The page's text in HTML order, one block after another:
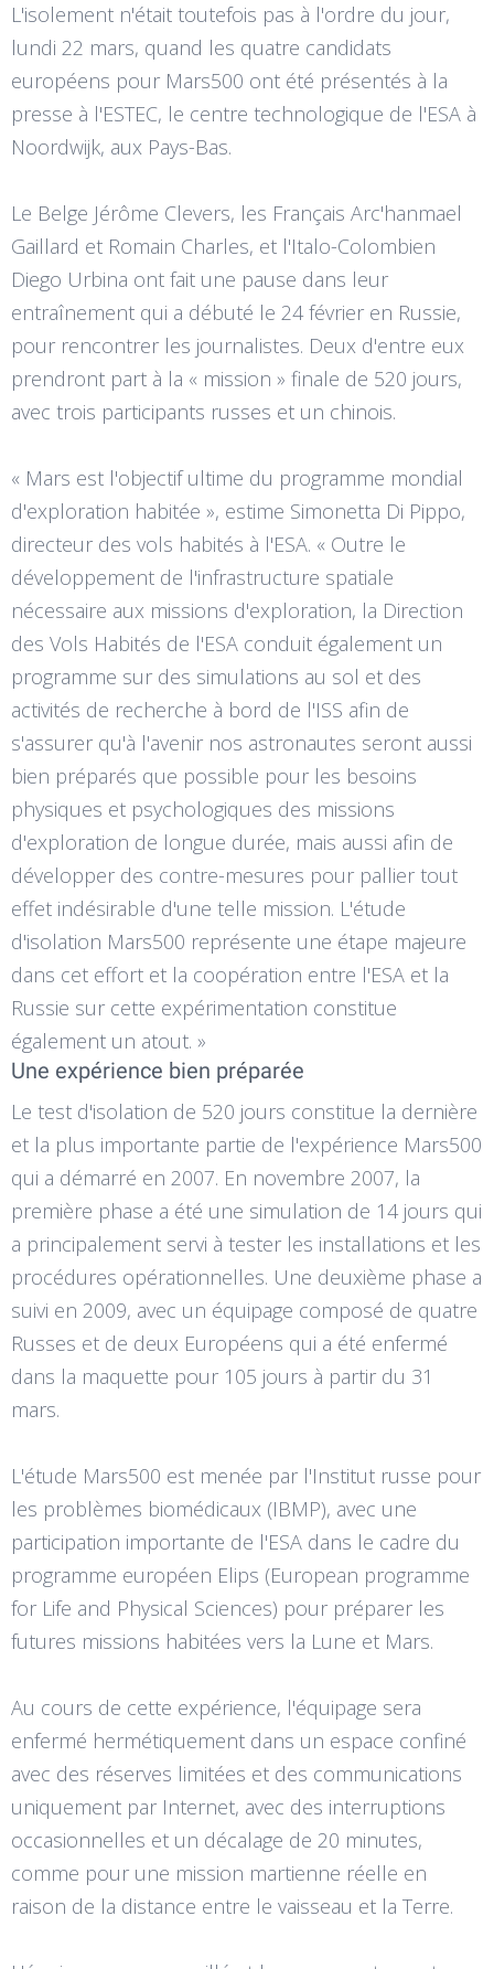
L'isolement n'était toutefois pas à l'ordre du jour,
lundi 22 mars, quand les quatre candidats
européens pour Mars500 ont été présentés à la
presse à l'ESTEC, le centre technologique de l'ESA à
Noordwijk, aux Pays-Bas.
Le Belge Jérôme Clevers, les Français Arc'hanmael
Gaillard et Romain Charles, et l'Italo-Colombien
Diego Urbina ont fait une pause dans leur
entraînement qui a débuté le 24 février en Russie,
pour rencontrer les journalistes. Deux d'entre eux
prendront part à la « mission » finale de 520 jours,
avec trois participants russes et un chinois.
« Mars est l'objectif ultime du programme mondial
d'exploration habitée », estime Simonetta Di Pippo,
directeur des vols habités à l'ESA. « Outre le
développement de l'infrastructure spatiale
nécessaire aux missions d'exploration, la Direction
des Vols Habités de l'ESA conduit également un
programme sur des simulations au sol et des
activités de recherche à bord de l'ISS afin de
s'assurer qu'à l'avenir nos astronautes seront aussi
bien préparés que possible pour les besoins
physiques et psychologiques des missions
d'exploration de longue durée, mais aussi afin de
développer des contre-mesures pour pallier tout
effet indésirable d'une telle mission. L'étude
d'isolation Mars500 représente une étape majeure
dans cet effort et la coopération entre l'ESA et la
Russie sur cette expérimentation constitue
également un atout. »
Une expérience bien préparée
Le test d'isolation de 520 jours constitue la dernière
et la plus importante partie de l'expérience Mars500
qui a démarré en 2007. En novembre 2007, la
première phase a été une simulation de 14 jours qui
a principalement servi à tester les installations et les
procédures opérationnelles. Une deuxième phase a
suivi en 2009, avec un équipage composé de quatre
Russes et de deux Européens qui a été enfermé
dans la maquette pour 105 jours à partir du 31
mars.
L'étude Mars500 est menée par l'Institut russe pour
les problèmes biomédicaux (IBMP), avec une
participation importante de l'ESA dans le cadre du
programme européen Elips (European programme
for Life and Physical Sciences) pour préparer les
futures missions habitées vers la Lune et Mars.
Au cours de cette expérience, l'équipage sera
enfermé hermétiquement dans un espace confiné
avec des réserves limitées et des communications
uniquement par Internet, avec des interruptions
occasionnelles et un décalage de 20 minutes,
comme pour une mission martienne réelle en
raison de la distance entre le vaisseau et la Terre.